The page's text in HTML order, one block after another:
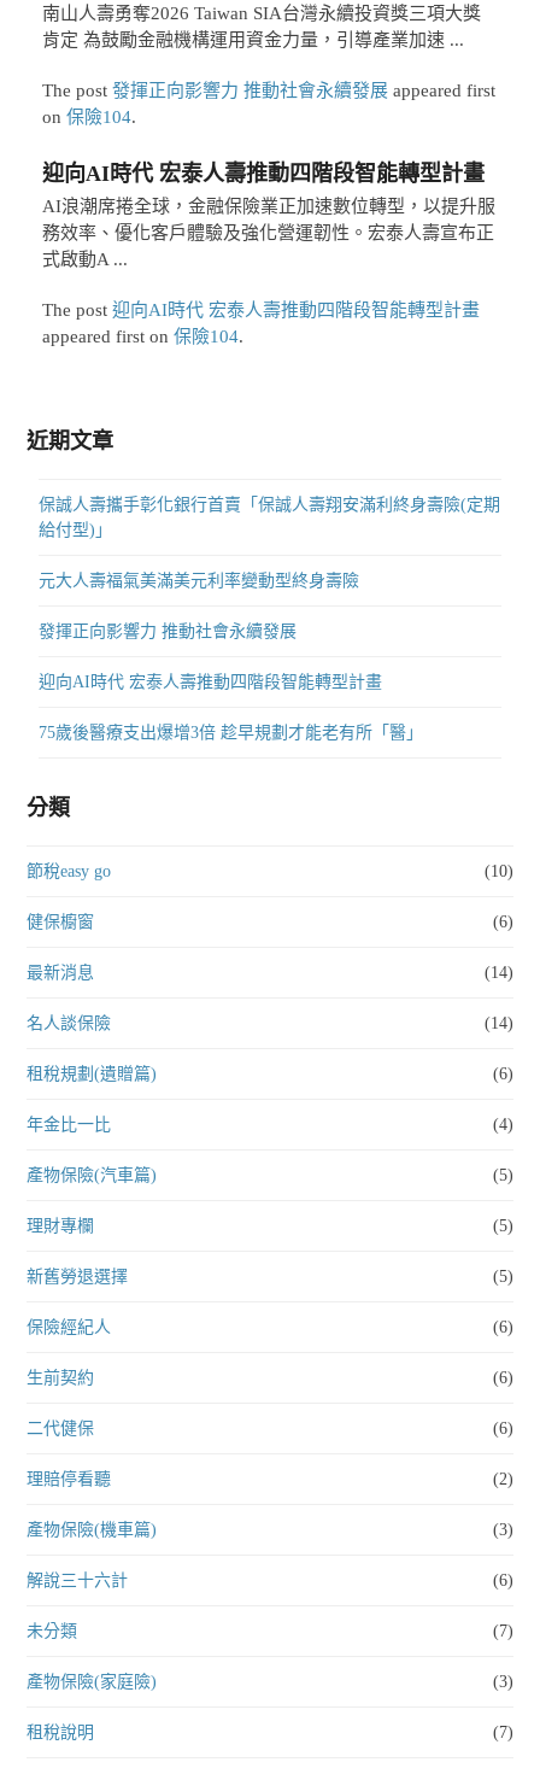
南山人壽勇奪2026 Taiwan SIA台灣永續投資獎三項大獎
肯定 為鼓勵金融機構運用資金力量，引導產業加速 ...
The post 發揮正向影響力 推動社會永續發展appeared first
on 保險104.
迎向AI時代 宏泰人壽推動四階段智能轉型計畫
AI浪潮席捲全球，金融保險業正加速數位轉型，以提升服
務效率、優化客戶體驗及強化營運韌性。宏泰人壽宣布正
式啟動A ...
The post 迎向AI時代 宏泰人壽推動四階段智能轉型計畫
appeared first on 保險104.
近期文章
保誠人壽攜手彰化銀行首賣「保誠人壽翔安滿利終身壽險(定期
給付型)」
元大人壽福氣美滿美元利率變動型終身壽險
發揮正向影響力 推動社會永續發展
迎向AI時代 宏泰人壽推動四階段智能轉型計畫
75歲後醫療支出爆增3倍 趁早規劃才能老有所「醫」
分類
節稅easy go (10)
健保櫥窗 (6)
最新消息 (14)
名人談保險 (14)
租稅規劃(遺贈篇) (6)
年金比一比 (4)
產物保險(汽車篇) (5)
理財專欄 (5)
新舊勞退選擇 (5)
保險經紀人 (6)
生前契約 (6)
二代健保 (6)
理賠停看聽 (2)
產物保險(機車篇) (3)
解說三十六計 (6)
未分類 (7)
產物保險(家庭險) (3)
租稅說明 (7)